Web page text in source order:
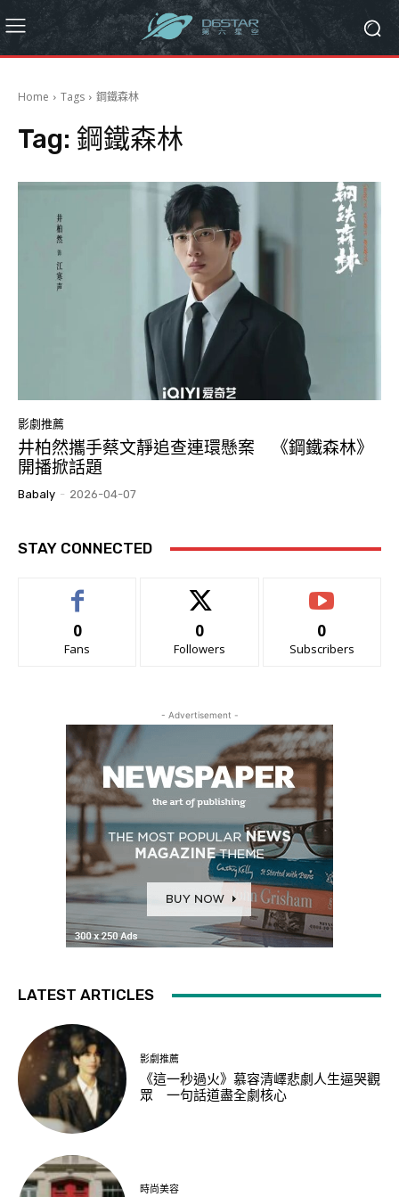
Home Tags 鋼鐵森林
Tag: 鋼鐵森林
影劇推薦
井柏然攜手蔡文靜追查連環懸案 《鋼鐵森林》
開播掀話題
Babaly - 2026-04-07
STAY CONNECTED
0
Fans
0
Followers
0
Subscribers
- Advertisement -
LATEST ARTICLES
影劇推薦
《這一秒過火》慕容清嶧悲劇人生逼哭觀
眾 一句話道盡全劇核心
時尚美容